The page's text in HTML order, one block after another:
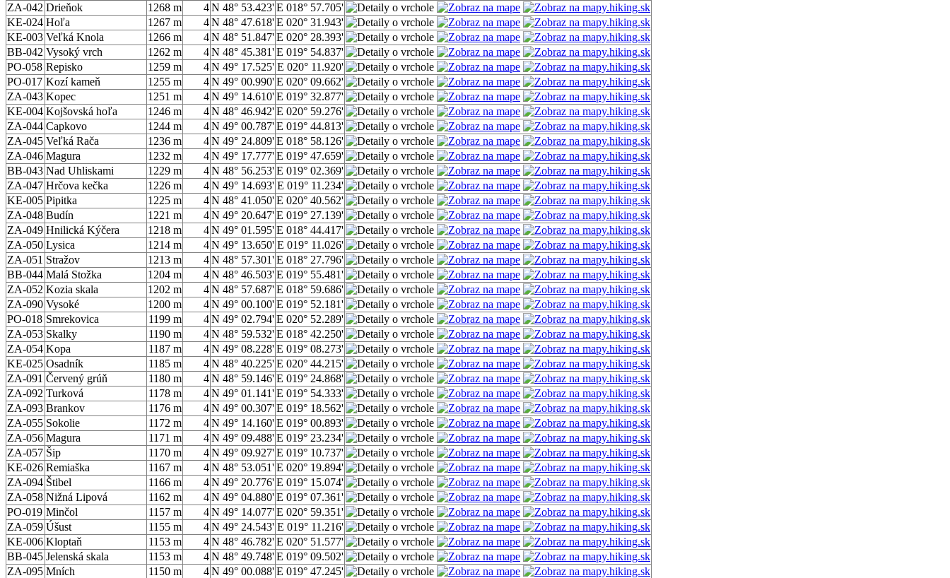
ZA-042 Drieňok 1268 m 4N 48° 53.423'E 018° 57.705'
KE-024 Hoľa 1267 m 4N 48° 47.618'E 020° 31.943'
KE-003 Veľká Knola 1266 m 4N 48° 51.847'E 020° 28.393'
BB-042 Vysoký vrch 1262 m 4N 48° 45.381'E 019° 54.837'
PO-058 Repisko 1259 m 4N 49° 17.525' E 020° 11.920'
PO-017 Kozí kameň 1255 m 4N 49° 00.990'E 020° 09.662'
ZA-043 Kopec 1251 m 4N 49° 14.610'E 019° 32.877'
KE-004 Kojšovská hoľa 1246 m 4N 48° 46.942'E 020° 59.276'
ZA-044 Capkovo 1244 m 4N 49° 00.787'E 019° 44.813'
ZA-045 Veľká Rača 1236 m 4N 49° 24.809'E 018° 58.126'
ZA-046 Magura 1232 m 4N 49° 17.777'E 019° 47.659'
BB-043 Nad Uhliskami 1229 m 4N 48° 56.253'E 019° 02.369'
ZA-047 Hrčova kečka 1226 m 4N 49° 14.693' E 019° 11.234'
KE-005 Pipitka 1225 m 4N 48° 41.050'E 020° 40.562'
ZA-048 Budín 1221 m 4N 49° 20.647'E 019° 27.139'
ZA-049 Hnilická Kýčera 1218 m 4N 49° 01.595'E 018° 44.417'
ZA-050 Lysica 1214 m 4N 49° 13.650' E 019° 11.026'
ZA-051 Stražov 1213 m 4N 48° 57.301'E 018° 27.796'
BB-044 Malá Stožka 1204 m 4N 48° 46.503'E 019° 55.481'
ZA-052 Kozia skala 1202 m 4N 48° 57.687'E 018° 59.686'
ZA-090 Vysoké 1200 m 4N 49° 00.100'E 019° 52.181'
PO-018 Smrekovica 1199 m 4N 49° 02.794'E 020° 52.289'
ZA-053 Skalky 1190 m 4N 48° 59.532'E 018° 42.250'
ZA-054 Kopa 1187 m 4N 49° 08.228'E 019° 08.273'
KE-025 Osadník 1185 m 4N 48° 40.225'E 020° 44.215'
ZA-091 Červený grúň 1180 m 4N 48° 59.146'E 019° 24.868'
ZA-092 Turková 1178 m 4N 49° 01.141'E 019° 54.333'
ZA-093 Brankov 1176 m 4N 49° 00.307'E 019° 18.562'
ZA-055 Sokolie 1172 m 4N 49° 14.160'E 019° 00.893'
ZA-056 Magura 1171 m 4N 49° 09.488'E 019° 23.234'
ZA-057 Šip 1170 m 4N 49° 09.927'E 019° 10.737'
KE-026 Remiaška 1167 m 4N 48° 53.051'E 020° 19.894'
ZA-094 Štibel 1166 m 4N 49° 20.776'E 019° 15.074'
ZA-058 Nižná Lipová 1162 m 4N 49° 04.880'E 019° 07.361'
PO-019 Minčol 1157 m 4N 49° 14.077'E 020° 59.351'
ZA-059 Úšust 1155 m 4N 49° 24.543' E 019° 11.216'
KE-006 Kloptaň 1153 m 4N 48° 46.782'E 020° 51.577'
BB-045 Jelenská skala 1153 m 4N 48° 49.748'E 019° 09.502'
ZA-095 Mních 1150 m 4N 49° 00.088'E 019° 47.245'